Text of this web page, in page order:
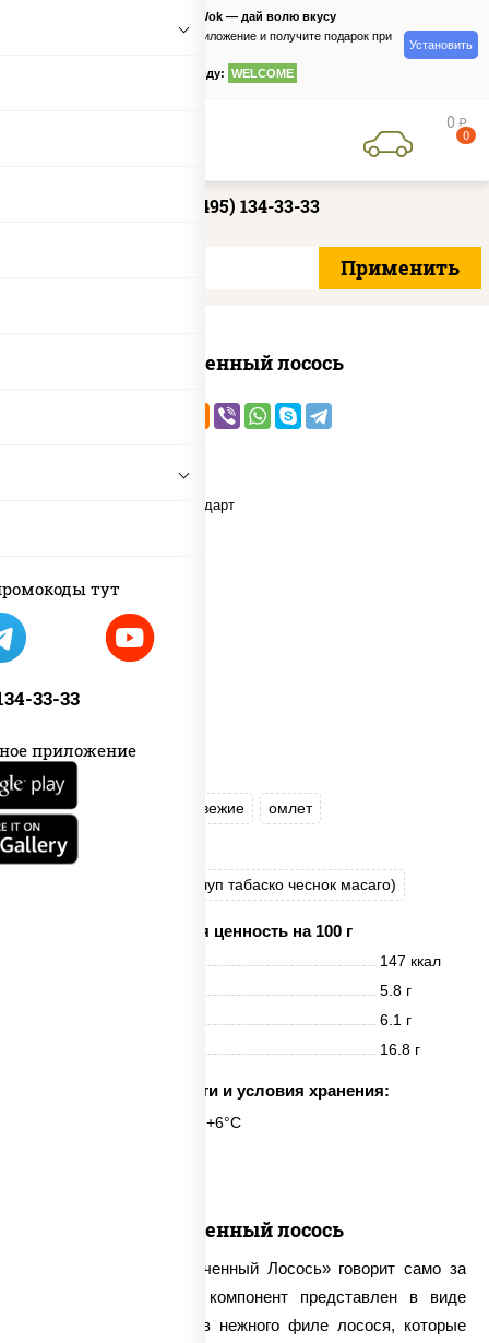
тут
33-33
приложение
PizzaSushiWok — дай волю вкусу
Скачайте приложение и получите подарок при
по промокоду: WELCOME
Установить
0 руб
0
+7 (495) 134-33-33
Запеченный лосось
рис огурцы свежие омлет
лосось слабосоленый
соус "Хот" (майонез кетчуп табаско чеснок масаго)
Пищевая ценность на 100 г
147 ккал
5.8 г
6.1 г
16.8 г
Срок годности и условия хранения:
6 часов при t° от +2°C до +6°C
Запеченный лосось
Название ролла «Запеченный Лосось» говорит само за
себя – основной его компонент представлен в виде
слабосоленых кусочков нежного филе лосося, которые